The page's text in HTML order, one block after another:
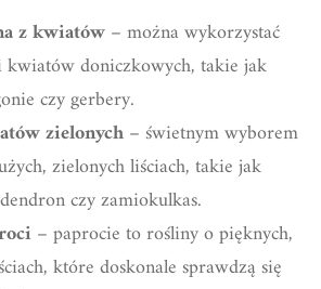
z kwiatów– można wykorzystać
doniczkowych, takie jak
czy gerbery.
zielonych– świetnym wyborem
zielonych liściach, takie jak
czy zamiokulkas.
– paprocie to rośliny o pięknych,
które doskonale sprawdzą się